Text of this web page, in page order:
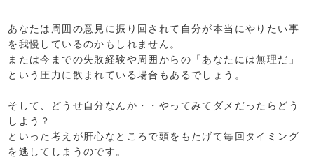
あなたは周囲の意見に振り回されて自分が本当にやりたい事
を我慢しているのかもしれません。
または今までの失敗経験や周囲からの「あなたには無理だ」
という圧力に飲まれている場合もあるでしょう。
そして、どうせ自分なんか・・やってみてダメだったらどう
しよう？
といった考えが肝心なところで頭をもたげて毎回タイミング
を逃してしまうのです。